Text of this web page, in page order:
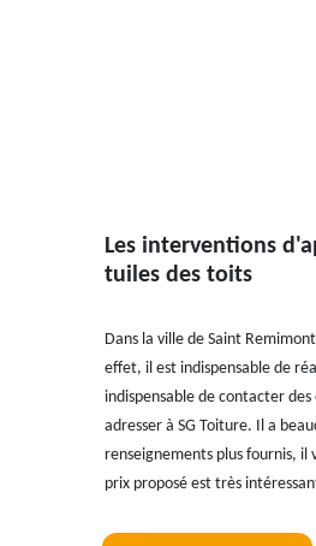
Les interventions
tuiles des toits
Dans la ville de Saint
effet, il est indispensable de
indispensable de contacter
adresser à SG Toiture. Il a
renseignements plus fournis,
prix proposé est très